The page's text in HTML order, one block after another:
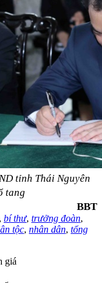
tỉnh Thái Nguyên
tang
BBT
, bí thư, trưởng đoàn,
tộc, nhân dân, tổng
giá